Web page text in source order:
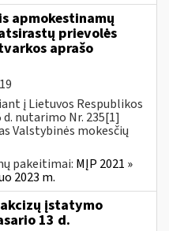
apmokestinamų
prievolės
aprašo
į Lietuvos Respublikos
d. nutarimo Nr. 235[1]
Valstybinės mokesčių
pakeitimai: MĮP 2021 »
2023 m.
įstatymo
13 d.